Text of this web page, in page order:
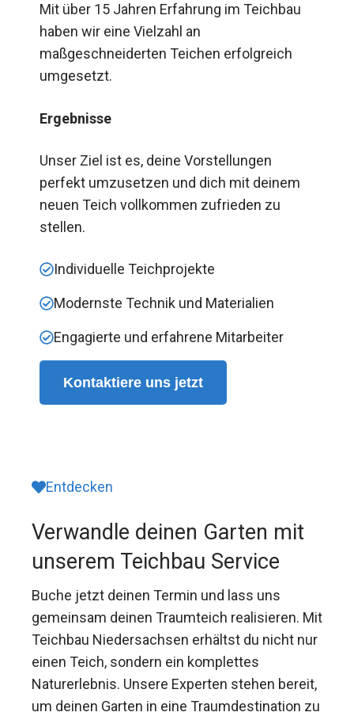
Mit über 15 Jahren Erfahrung im Teichbau
haben wir eine Vielzahl an
maßgeschneiderten Teichen erfolgreich
umgesetzt.
Ergebnisse
Unser Ziel ist es, deine Vorstellungen
perfekt umzusetzen und dich mit deinem
neuen Teich vollkommen zufrieden zu
stellen.
Individuelle Teichprojekte
Modernste Technik und Materialien
Engagierte und erfahrene Mitarbeiter
Kontaktiere uns jetzt
Entdecken
Verwandle deinen Garten mit
unserem Teichbau Service
Buche jetzt deinen Termin und lass uns
gemeinsam deinen Traumteich realisieren. Mit
Teichbau Niedersachsen erhältst du nicht nur
einen Teich, sondern ein komplettes
Naturerlebnis. Unsere Experten stehen bereit,
um deinen Garten in eine Traumdestination zu